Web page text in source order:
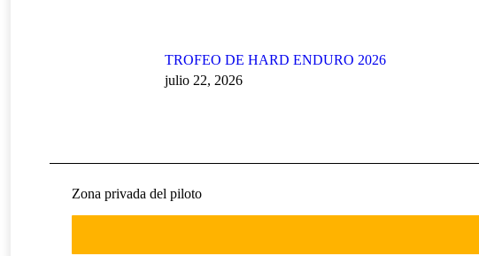
TROFEO DE HARD ENDURO 2026
julio 22, 2026
Zona privada del piloto